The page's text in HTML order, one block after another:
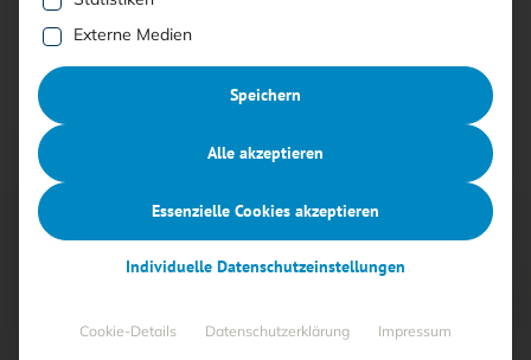
Microsoft”
<kes>+
Microsoft kritisiert unkoordinierte Zero-
Externe Medien
Speichern
Alle akzeptieren
Essenzielle Cookies akzeptieren
Individuelle Datenschutzeinstellungen
Cookie-Details Datenschutzerklärung Impressum